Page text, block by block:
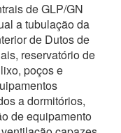
de GLP/GN
a tubulação da
de Dutos de
reservatório de
poços e
a dormitórios,
de equipamento